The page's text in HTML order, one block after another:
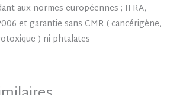
aux normes européennes ; IFRA,
et garantie sans CMR ( cancérigène,
) ni phtalates